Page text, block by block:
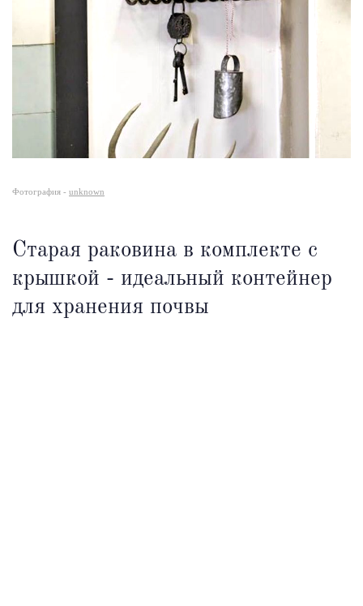
Фотография - unknown
Старая раковина в комплекте с
крышкой - идеальный контейнер
для хранения почвы